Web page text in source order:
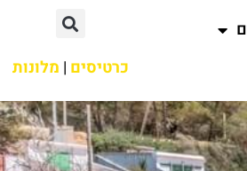
כרטיסים | מלונות